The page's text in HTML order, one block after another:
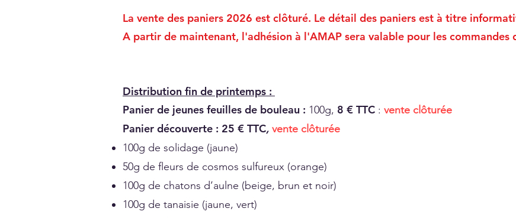
La vente des paniers 2026 est clôturé. Le détail des paniers est à titre
A partir de maintenant, l'adhésion à l'AMAP sera valable pour les commandes
Distribution fin de printemps : ​
Panier de jeunes feuilles de bouleau : 100g, 8 € TTC : vente clôturée
Panier découverte : 25 € TTC, vente clôturée
100g de solidage (jaune)
50g de fleurs de cosmos sulfureux (orange)
100g de chatons d’aulne (beige, brun et noir)
100g de tanaisie (jaune, vert)